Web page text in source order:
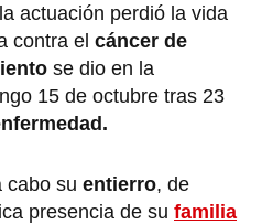
actuación perdió la vida
contra el cáncer de
se dio en la
15 de octubre tras 23
cabo su entierro, de
presencia de su familia